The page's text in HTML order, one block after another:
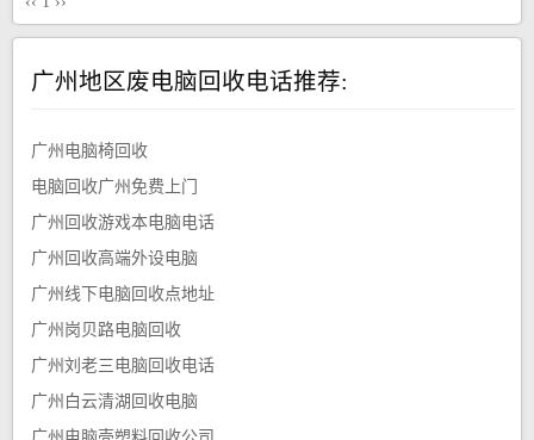
广州地区废电脑回收电话推荐:
广州电脑椅回收
电脑回收广州免费上门
广州回收游戏本电脑电话
广州回收高端外设电脑
广州线下电脑回收点地址
广州岗贝路电脑回收
广州刘老三电脑回收电话
广州白云清湖回收电脑